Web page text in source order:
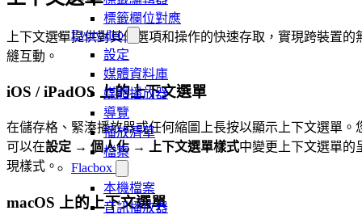
標籤欄位對應
Evervideo
設定
媒體資料庫
媒體播放器
導覽
播放清單
檔案
Flacbox
本機檔案
音訊播放器
上下文選單提供對其他選項和操作的快速存取，實現跨裝置的
縫互動。
iOS / iPadOS 上的上下文選單
在儲存格、緊湊播放器或任何縮圖上長按以顯示上下文選單。
可以在設定 → 個人化 → 上下文選單樣式中變更上下文選單的
現樣式。
macOS 上的上下文選單